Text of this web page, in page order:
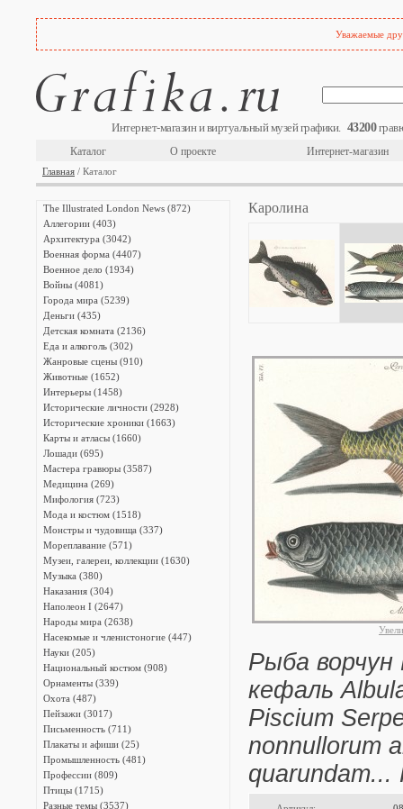
Уважаемые
Интернет-магазин и виртуальный музей графики. 43200
Каталог О проекте Интернет-магазин
Главная / Каталог
The Illustrated London News (872)
Аллегории (403)
Архитектура (3042)
Военная форма (4407)
Военное дело (1934)
Войны (4081)
Города мира (5239)
Деньги (435)
Детская комната (2136)
Еда и алкоголь (302)
Жанровые сцены (910)
Животные (1652)
Интерьеры (1458)
Исторические личности (2928)
Исторические хроники (1663)
Карты и атласы (1660)
Лошади (695)
Мастера гравюры (3587)
Медицина (269)
Мифология (723)
Мода и костюм (1518)
Монстры и чудовища (337)
Мореплавание (571)
Музеи, галереи, коллекции (1630)
Музыка (380)
Наказания (304)
Наполеон I (2647)
Народы мира (2638)
Насекомые и членистоногие (447)
Науки (205)
Национальный костюм (908)
Орнаменты (339)
Охота (487)
Пейзажи (3017)
Письменность (711)
Плакаты и афиши (25)
Промышленность (481)
Профессии (809)
Птицы (1715)
Разные темы (3537)
Каролина
Рыба ворчун
кефаль
Piscium
nonnullorum